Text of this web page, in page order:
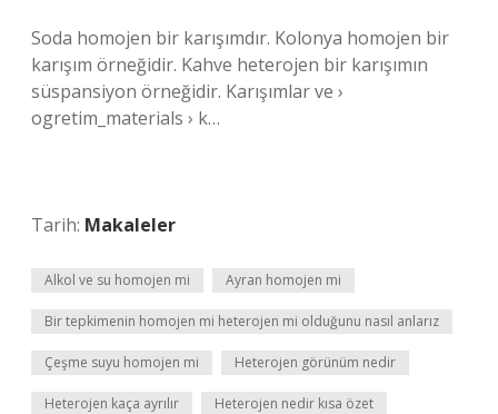
Soda homojen bir karışımdır. Kolonya homojen bir
karışım örneğidir. Kahve heterojen bir karışımın
süspansiyon örneğidir. Karışımlar ve ›
ogretim_materials › k…
Tarih: Makaleler
Alkol ve su homojen mi Ayran homojen mi
Bir tepkimenin homojen mi heterojen mi olduğunu nasıl anlarız
Çeşme suyu homojen mi Heterojen görünüm nedir
Heterojen kaça ayrılır Heterojen nedir kısa özet